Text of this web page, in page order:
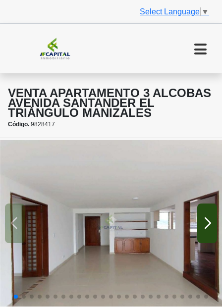
Select Language ▼
VENTA APARTAMENTO 3 ALCOBAS
AVENIDA SANTANDER EL
TRIÁNGULO MANIZALES
Código. 9828417